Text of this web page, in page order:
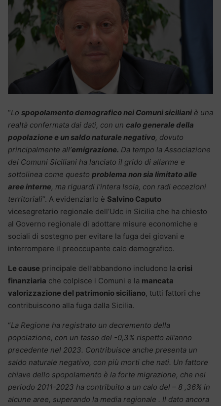
“Lo spopolamento demografico nei Comuni siciliani è una
realtà confermata dai dati, con un calo generale della
popolazione e un saldo naturale negativo, dovuto
principalmente all’emigrazione. Da tempo la Associazione
dei Comuni Siciliani ha lanciato il grido di allarme e
sottolinea come questo problema non sia limitato alle
aree interne, ma riguardi l’intera Isola, con radi eccezioni
territoriali“. A evidenziarlo è Salvino Caputo
vicesegretario regionale dell’Udc in Sicilia che ha chiesto
al Governo regionale di adottare misure economiche e
sociali di sostegno per evitare la fuga dei giovani e
interrompere il preoccupante calo demografico.
Le cause principale dell’abbandono includono la crisi
finanziaria che colpisce i Comuni e la mancata
valorizzazione del patrimonio siciliano, tutti fattori che
contribuiscono alla fuga dalla Sicilia.
“La Regione ha registrato un decremento della
popolazione, con un tasso del -0,3% rispetto all’anno
precedente nel 2023. Contribuisce anche presenta un
saldo naturale negativo, con più morti che nati. Un fattore
chiave dello spopolamento è la forte migrazione, che nel
periodo 2011-2023 ha contribuito a un calo del – 8 ,36% in
alcune aree, superando la media regionale . Il dato ancora